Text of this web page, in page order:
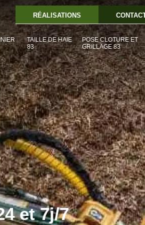
RÉALISATIONS
TAILLE DE HAIE
83
POSE CLOTURE ET
GRILLAGE 83
et 7j/7